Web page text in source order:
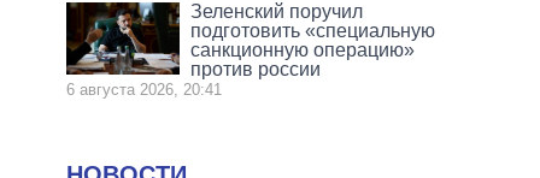
Зеленский поручил
подготовить «специальную
санкционную операцию»
против россии
6 августа 2026, 20:41